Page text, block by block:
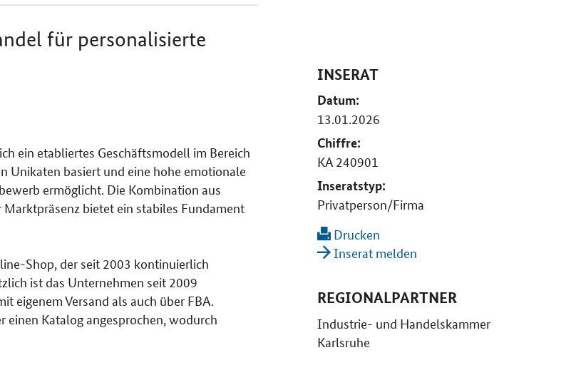
für personalisierte
ein etabliertes Geschäftsmodell im Bereich
Unikaten basiert und eine hohe emotionale
ermöglicht. Die Kombination aus
bietet ein stabiles Fundament
Shop, der seit 2003 kontinuierlich
ist das Unternehmen seit 2009
eigenem Versand als auch über FBA.
Katalog angesprochen, wodurch
INSERAT
Datum:
13.01.2026
Chiffre:
KA 240901
Inseratstyp:
Privatperson/Firma
Drucken
Inserat melden
REGIONALPARTNER
Industrie- und Handelskammer
Karlsruhe